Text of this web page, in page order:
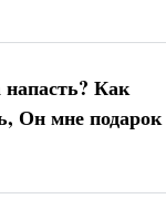
напасть? Как
Он мне подарок